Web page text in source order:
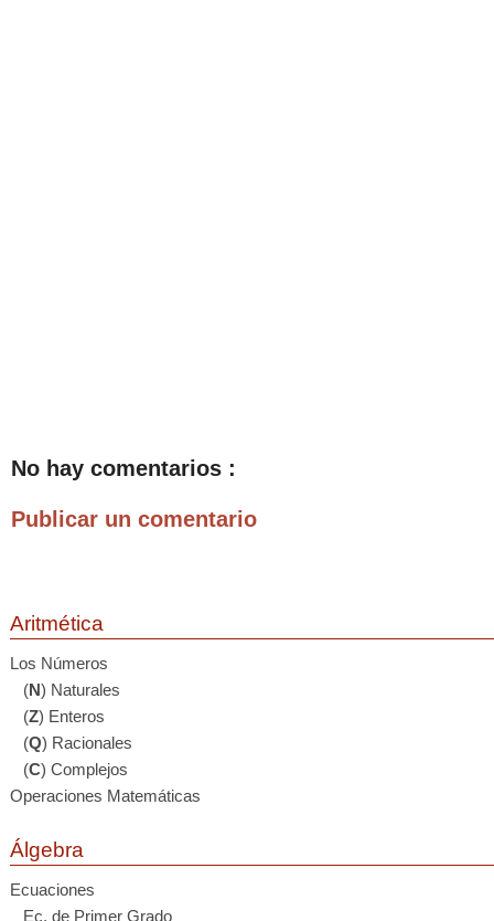
No hay comentarios :
Publicar un comentario
Aritmética
Los Números
(N) Naturales
(Z) Enteros
(Q) Racionales
(C) Complejos
Operaciones Matemáticas
Álgebra
Ecuaciones
Ec. de Primer Grado